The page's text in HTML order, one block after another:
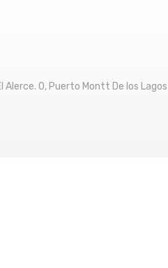
Alerce. 0, Puerto Montt De los Lagos